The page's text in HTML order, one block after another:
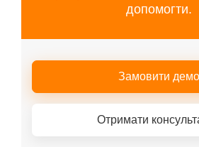
допомогти.
Замовити демо
Отримати